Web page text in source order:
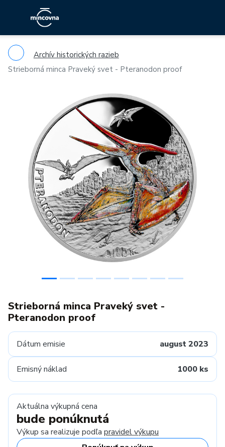
Archív historických razieb
Strieborná minca Praveký svet - Pteranodon proof
Previous
Strieborná minca Praveký svet -
Pteranodon proof
Dátum emisie august 2023
Emisný náklad 1000 ks
Aktuálna výkupná cena
bude ponúknutá
Výkup sa realizuje podľa pravidel výkupu